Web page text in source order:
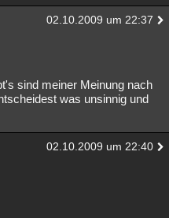
02.10.2009 um 22:37
sind meiner Meinung nach
was unsinnig und
02.10.2009 um 22:40